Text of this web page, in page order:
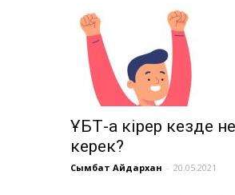
ҰБТ-ға кірер кезде
керек?
Сымбат Айдархан - 20.05.2021